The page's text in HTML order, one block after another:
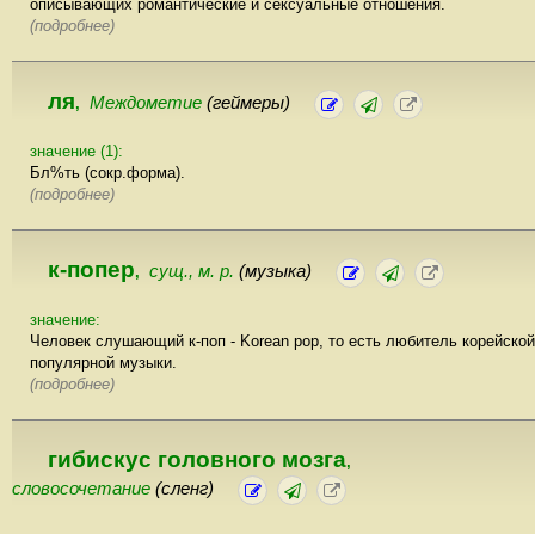
описывающих романтические и сексуальные отношения.
(подробнее)
ля, Междометие (геймеры)
значение (1):
Бл%ть (сокр.форма).
(подробнее)
к-попер, сущ., м. р. (музыка)
значение:
Человек слушающий к-поп - Korean pop, то есть любитель корейской
популярной музыки.
(подробнее)
гибискус головного мозга,
словосочетание (сленг)